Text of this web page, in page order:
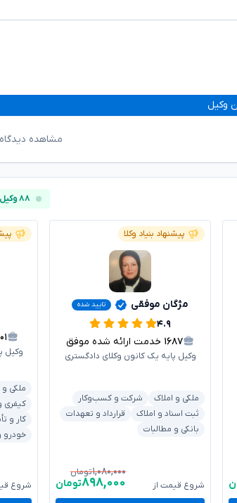
وکیل
مشاهده
۸۸ وکیل آنلاین
پیشنهاد بنیاد وکلا
مژگان موفقی تایید شده
۴.۹
۱۶۸۷ خدمت ارائه شده موفق
وکیل پایه یک کانون وکلای دادگستری
ملکی و املاک
شرکت و کسب‌وکار
ثبت اسناد و املاک
قرارداد و تعهدات
بانکی و مطالبات
شروع قیمت از
۱,۰۸۰,۰۰۰تومان
۸۹۸,۰۰۰تومان
وکیل
ملکی و
کیفری
کار و
خودرو
شروع